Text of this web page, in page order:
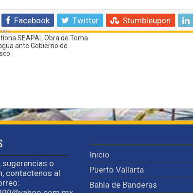
Facebook Twitter Stumbleupon
SEAPAL Obra de Toma
ante Gobierno de
sugerencias o
contactenos al
Inicio
Puerto Vallarta
Bahía de Banderas